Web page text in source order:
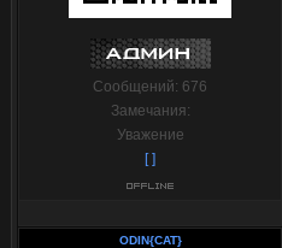
Сообщений: 676
Замечания:
Уважение
[ ]
ODIN{CAT}